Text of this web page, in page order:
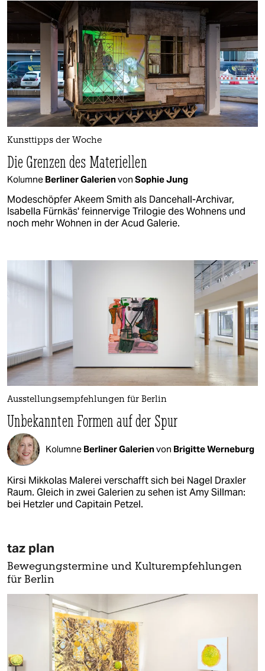
Kunsttipps der Woche
Die Grenzen des Materiellen
Kolumne Berliner Galerienvon Sophie Jung
Modeschöpfer Akeem Smith als Dancehall-Archivar,
Isabella Fürnkäs' feinnervige Trilogie des Wohnens und
noch mehr Wohnen in der Acud Galerie.
Ausstellungsempfehlungen für Berlin
Unbekannten Formen auf der Spur
Kolumne Berliner Galerienvon Brigitte Werneburg
Kirsi Mikkolas Malerei verschafft sich bei Nagel Draxler
Raum. Gleich in zwei Galerien zu sehen ist Amy Sillman:
bei Hetzler und Capitain Petzel.
taz plan
Bewegungstermine und Kulturempfehlungen
für Berlin